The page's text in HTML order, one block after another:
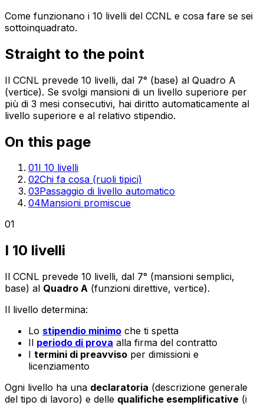
Come funzionano i 10 livelli del CCNL e cosa fare se sei
sottoinquadrato.
Straight to the point
Il CCNL prevede 10 livelli, dal 7° (base) al Quadro A
(vertice). Se svolgi mansioni di un livello superiore per
più di 3 mesi consecutivi, hai diritto automaticamente al
livello superiore e al relativo stipendio.
On this page
01I 10 livelli
02Chi fa cosa (ruoli tipici)
03Passaggio di livello automatico
04Mansioni promiscue
01
I 10 livelli
Il CCNL prevede 10 livelli, dal 7° (mansioni semplici,
base) al Quadro A (funzioni direttive, vertice).
Il livello determina:
Lo stipendio minimo che ti spetta
Il periodo di prova alla firma del contratto
I termini di preavviso per dimissioni e
licenziamento
Ogni livello ha una declaratoria (descrizione generale
del tipo di lavoro) e delle qualifiche esemplificative (i